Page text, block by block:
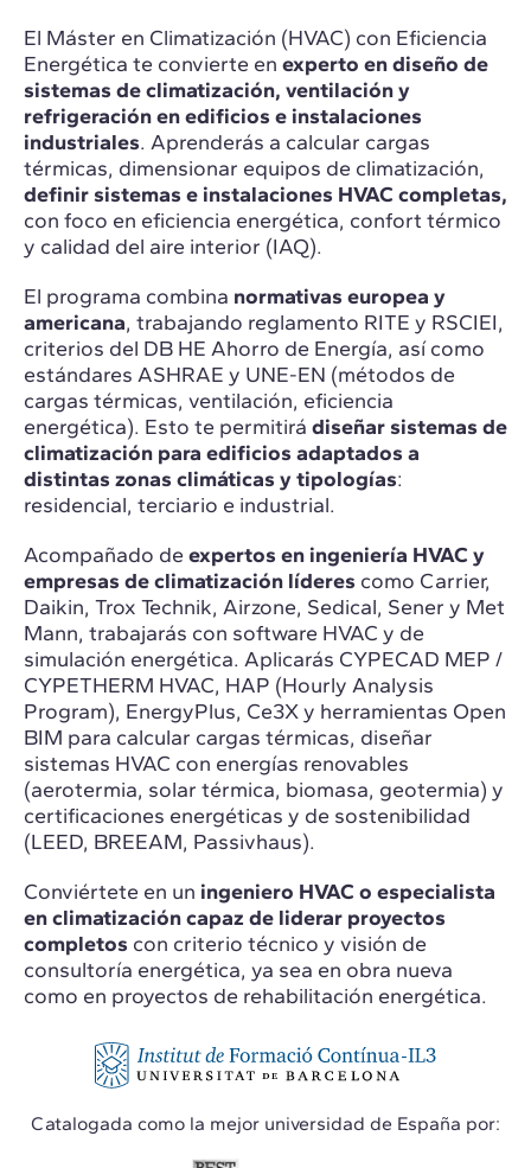
El Máster en Climatización (HVAC) con Eficiencia
Energética te convierte en experto en diseño de
sistemas de climatización, ventilación y
refrigeración en edificios e instalaciones
industriales. Aprenderás a calcular cargas
térmicas, dimensionar equipos de climatización,
definir sistemas e instalaciones HVAC completas,
con foco en eficiencia energética, confort térmico
y calidad del aire interior (IAQ).
El programa combina normativas europea y
americana, trabajando reglamento RITE y RSCIEI,
criterios del DB HE Ahorro de Energía, así como
estándares ASHRAE y UNE-EN (métodos de
cargas térmicas, ventilación, eficiencia
energética). Esto te permitirá diseñar sistemas de
climatización para edificios adaptados a
distintas zonas climáticas y tipologías:
residencial, terciario e industrial.
Acompañado de expertos en ingeniería HVAC y
empresas de climatización líderes como Carrier,
Daikin, Trox Technik, Airzone, Sedical, Sener y Met
Mann, trabajarás con software HVAC y de
simulación energética. Aplicarás CYPECAD MEP /
CYPETHERM HVAC, HAP (Hourly Analysis
Program), EnergyPlus, Ce3X y herramientas Open
BIM para calcular cargas térmicas, diseñar
sistemas HVAC con energías renovables
(aerotermia, solar térmica, biomasa, geotermia) y
certificaciones energéticas y de sostenibilidad
(LEED, BREEAM, Passivhaus).
Conviértete en un ingeniero HVAC o especialista
en climatizacióncapaz de liderar proyectos
completos con criterio técnico y visión de
consultoría energética, ya sea en obra nueva
como en proyectos de rehabilitación energética.
Catalogada como la mejor universidad de España por: